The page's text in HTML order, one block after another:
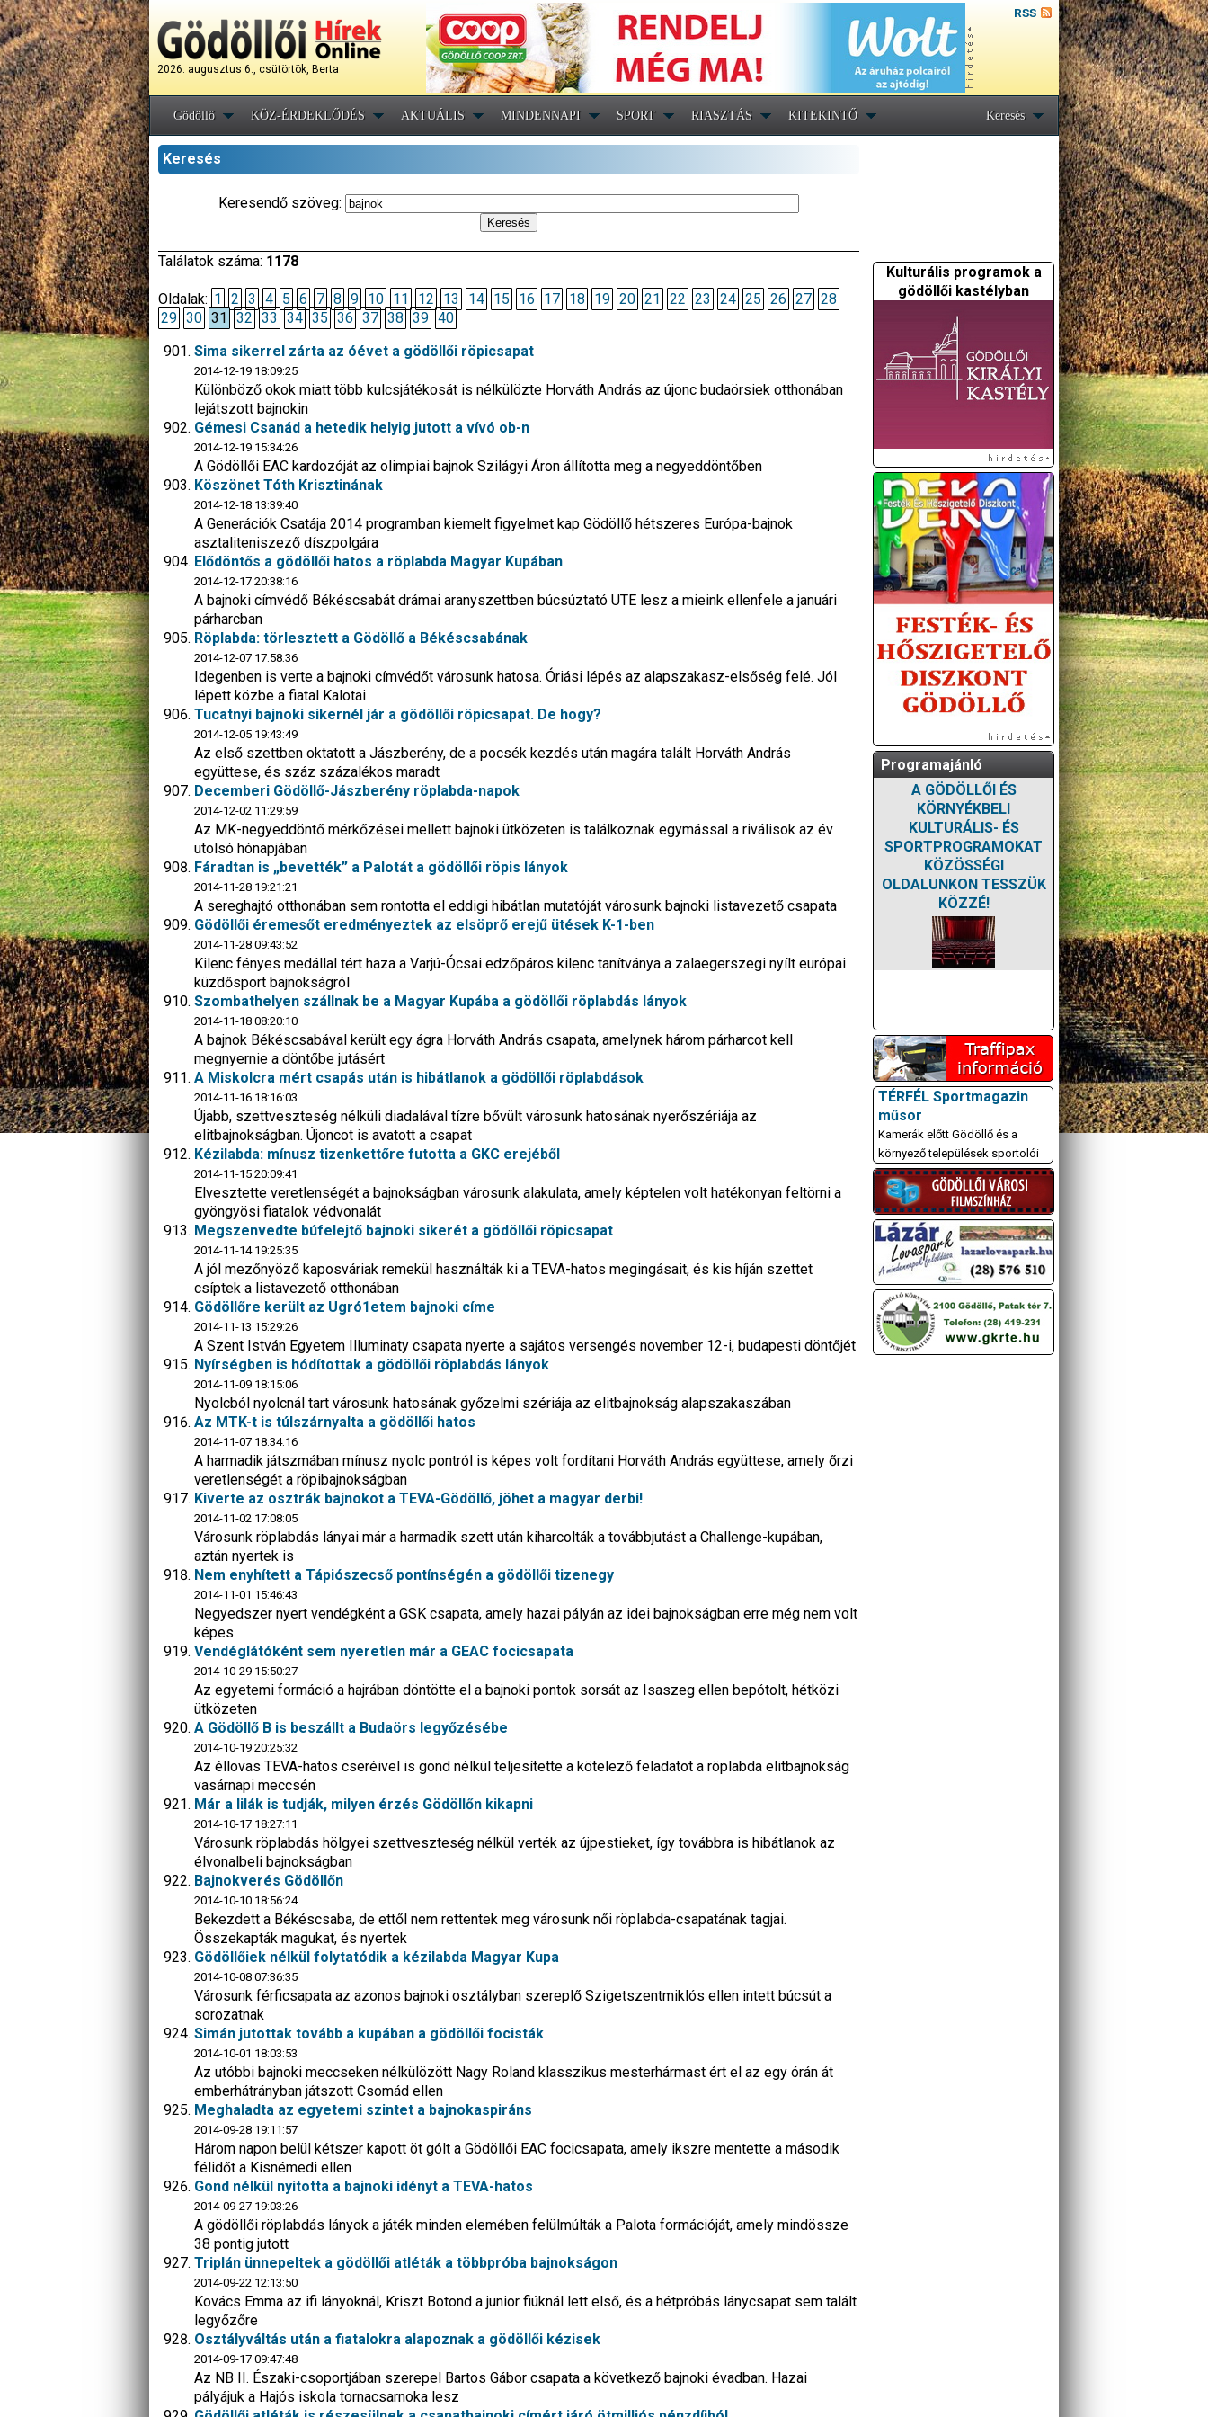
2026. augusztus 6., csütörtök, Berta
RSS
Gödöllő KÖZ-ÉRDEKLŐDÉS AKTUÁLIS MINDENNAPI SPORT RIASZTÁS KITEKINTŐ Keresés
Keresés
Keresendő szöveg:
Találatok száma: 1178
Oldalak: 1 2 3 4 5 6 7 8 9 10 11 12 13 14 15 16 17 18 19 20 21 22 23 24 25 26 27 28
29 30 31 32 33 34 35 36 37 38 39 40
Sima sikerrel zárta az óévet a gödöllői röpicsapat
2014-12-19 18:09:25
Különböző okok miatt több kulcsjátékosát is nélkülözte Horváth András az újonc budaörsiek otthonában
lejátszott bajnokin
Gémesi Csanád a hetedik helyig jutott a vívó ob-n
2014-12-19 15:34:26
A Gödöllői EAC kardozóját az olimpiai bajnok Szilágyi Áron állította meg a negyeddöntőben
Köszönet Tóth Krisztinának
2014-12-18 13:39:40
A Generációk Csatája 2014 programban kiemelt figyelmet kap Gödöllő hétszeres Európa-bajnok
asztaliteniszező díszpolgára
Elődöntős a gödöllői hatos a röplabda Magyar Kupában
2014-12-17 20:38:16
A bajnoki címvédő Békéscsabát drámai aranyszettben búcsúztató UTE lesz a mieink ellenfele a januári
párharcban
Röplabda: törlesztett a Gödöllő a Békéscsabának
2014-12-07 17:58:36
Idegenben is verte a bajnoki címvédőt városunk hatosa. Óriási lépés az alapszakasz-elsőség felé. Jól
lépett közbe a fiatal Kalotai
Tucatnyi bajnoki sikernél jár a gödöllői röpicsapat. De hogy?
2014-12-05 19:43:49
Az első szettben oktatott a Jászberény, de a pocsék kezdés után magára talált Horváth András
együttese, és száz százalékos maradt
Decemberi Gödöllő-Jászberény röplabda-napok
2014-12-02 11:29:59
Az MK-negyeddöntő mérkőzései mellett bajnoki ütközeten is találkoznak egymással a riválisok az év
utolsó hónapjában
Fáradtan is „bevették” a Palotát a gödöllői röpis lányok
2014-11-28 19:21:21
A sereghajtó otthonában sem rontotta el eddigi hibátlan mutatóját városunk bajnoki listavezető csapata
Gödöllői éremesőt eredményeztek az elsöprő erejű ütések K-1-ben
2014-11-28 09:43:52
Kilenc fényes medállal tért haza a Varjú-Ócsai edzőpáros kilenc tanítványa a zalaegerszegi nyílt európai
küzdősport bajnokságról
Szombathelyen szállnak be a Magyar Kupába a gödöllői röplabdás lányok
2014-11-18 08:20:10
A bajnok Békéscsabával került egy ágra Horváth András csapata, amelynek három párharcot kell
megnyernie a döntőbe jutásért
A Miskolcra mért csapás után is hibátlanok a gödöllői röplabdások
2014-11-16 18:16:03
Újabb, szettveszteség nélküli diadalával tízre bővült városunk hatosának nyerőszériája az
elitbajnokságban. Újoncot is avatott a csapat
Kézilabda: mínusz tizenkettőre futotta a GKC erejéből
2014-11-15 20:09:41
Elvesztette veretlenségét a bajnokságban városunk alakulata, amely képtelen volt hatékonyan feltörni a
gyöngyösi fiatalok védvonalát
Megszenvedte búfelejtő bajnoki sikerét a gödöllői röpicsapat
2014-11-14 19:25:35
A jól mezőnyöző kaposváriak remekül használták ki a TEVA-hatos megingásait, és kis híján szettet
csíptek a listavezető otthonában
Gödöllőre került az Ugró1etem bajnoki címe
2014-11-13 15:29:26
A Szent István Egyetem Illuminaty csapata nyerte a sajátos versengés november 12-i, budapesti döntőjét
Nyírségben is hódítottak a gödöllői röplabdás lányok
2014-11-09 18:15:06
Nyolcból nyolcnál tart városunk hatosának győzelmi szériája az elitbajnokság alapszakaszában
Az MTK-t is túlszárnyalta a gödöllői hatos
2014-11-07 18:34:16
A harmadik játszmában mínusz nyolc pontról is képes volt fordítani Horváth András együttese, amely őrzi
veretlenségét a röpibajnokságban
Kiverte az osztrák bajnokot a TEVA-Gödöllő, jöhet a magyar derbi!
2014-11-02 17:08:05
Városunk röplabdás lányai már a harmadik szett után kiharcolták a továbbjutást a Challenge-kupában,
aztán nyertek is
Nem enyhített a Tápiószecső pontínségén a gödöllői tizenegy
2014-11-01 15:46:43
Negyedszer nyert vendégként a GSK csapata, amely hazai pályán az idei bajnokságban erre még nem volt
képes
Vendéglátóként sem nyeretlen már a GEAC focicsapata
2014-10-29 15:50:27
Az egyetemi formáció a hajrában döntötte el a bajnoki pontok sorsát az Isaszeg ellen bepótolt, hétközi
ütközeten
A Gödöllő B is beszállt a Budaörs legyőzésébe
2014-10-19 20:25:32
Az éllovas TEVA-hatos cseréivel is gond nélkül teljesítette a kötelező feladatot a röplabda elitbajnokság
vasárnapi meccsén
Már a lilák is tudják, milyen érzés Gödöllőn kikapni
2014-10-17 18:27:11
Városunk röplabdás hölgyei szettveszteség nélkül verték az újpestieket, így továbbra is hibátlanok az
élvonalbeli bajnokságban
Bajnokverés Gödöllőn
2014-10-10 18:56:24
Bekezdett a Békéscsaba, de ettől nem rettentek meg városunk női röplabda-csapatának tagjai.
Összekapták magukat, és nyertek
Gödöllőiek nélkül folytatódik a kézilabda Magyar Kupa
2014-10-08 07:36:35
Városunk férficsapata az azonos bajnoki osztályban szereplő Szigetszentmiklós ellen intett búcsút a
sorozatnak
Simán jutottak tovább a kupában a gödöllői focisták
2014-10-01 18:03:53
Az utóbbi bajnoki meccseken nélkülözött Nagy Roland klasszikus mesterhármast ért el az egy órán át
emberhátrányban játszott Csomád ellen
Meghaladta az egyetemi szintet a bajnokaspiráns
2014-09-28 19:11:57
Három napon belül kétszer kapott öt gólt a Gödöllői EAC focicsapata, amely ikszre mentette a második
félidőt a Kisnémedi ellen
Gond nélkül nyitotta a bajnoki idényt a TEVA-hatos
2014-09-27 19:03:26
A gödöllői röplabdás lányok a játék minden elemében felülmúlták a Palota formációját, amely mindössze
38 pontig jutott
Triplán ünnepeltek a gödöllői atléták a többpróba bajnokságon
2014-09-22 12:13:50
Kovács Emma az ifi lányoknál, Kriszt Botond a junior fiúknál lett első, és a hétpróbás lánycsapat sem talált
legyőzőre
Osztályváltás után a fiatalokra alapoznak a gödöllői kézisek
2014-09-17 09:47:48
Az NB II. Északi-csoportjában szerepel Bartos Gábor csapata a következő bajnoki évadban. Hazai
pályájuk a Hajós iskola tornacsarnoka lesz
Kulturális programok a
gödöllői kastélyban
Programajánló
A GÖDÖLLŐI ÉS
KÖRNYÉKBELI
KULTURÁLIS- ÉS
SPORTPROGRAMOKAT
KÖZÖSSÉGI
OLDALUNKON TESSZÜK
KÖZZÉ!
TÉRFÉL Sportmagazin
műsor
Kamerák előtt Gödöllő és a
környező települések sportolói